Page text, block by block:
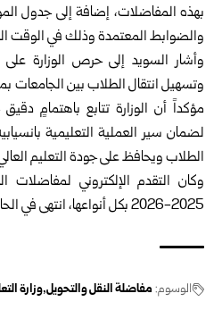
بهذه المفاضلات، إضافة إلى جدول
والضوابط المعتمدة وذلك في الوقت
وأشار السويد إلى حرص الوزارة
وتسهيل انتقال الطلاب بين الجامعات
مؤكداً أن الوزارة تتابع باهتمامٍ
لضمان سير العملية التعليمية
الطلاب ويحافظ على جودة التعليم
وكان التقدم الإلكتروني لمفاضلات
2025-2026 بكل أنواعها، انتهى في الحادي والثلاثين
الوسوم: مفاضلة النقل والتحويل وزارة